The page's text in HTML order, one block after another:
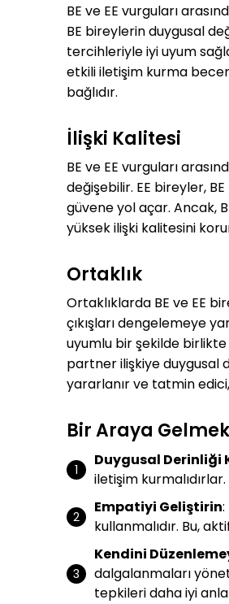
BE ve EE vurguları
BE bireylerin duygusal
tercihleriyle iyi uyum
etkili iletişim kurma
bağlıdır.
İlişki Kalitesi
BE ve EE vurguları
değişebilir. EE bireyler,
güvene yol açar. Ancak,
yüksek ilişki kalitesini
Ortaklık
Ortaklıklarda BE ve EE
çıkışları dengelemeye
uyumlu bir şekilde birlikte
partner ilişkiye duygusal
yararlanır ve tatmin
Bir Araya
Duygusal Derinliği
iletişim
Empatiyi Geliştirin
kullanmalıdır. Bu,
Kendini
dalgalanmaları
tepkileri daha iyi